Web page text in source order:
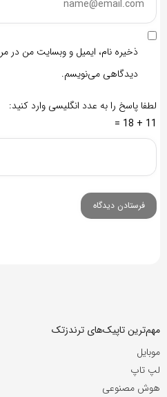
ذخیره نام، ایمیل و وبسایت من در
دیدگاهی می‌نویسم.
لطفا پاسخ را به عدد انگلیسی وارد کنید:
11 + 18 =
مهم‌ترین تاپیک‌های ترندزتک
موبایل
لپ تاپ
هوش مصنوعی